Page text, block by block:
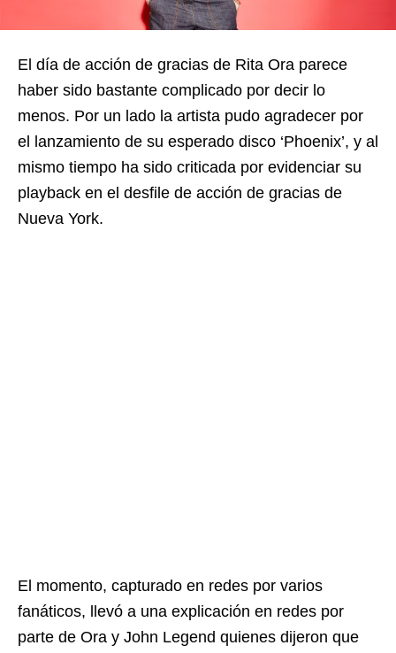
El día de acción de gracias de Rita Ora parece
haber sido bastante complicado por decir lo
menos. Por un lado la artista pudo agradecer por
el lanzamiento de su esperado disco ‘Phoenix’, y al
mismo tiempo ha sido criticada por evidenciar su
playback en el desfile de acción de gracias de
Nueva York.
El momento, capturado en redes por varios
fanáticos, llevó a una explicación en redes por
parte de Ora y John Legend quienes dijeron que